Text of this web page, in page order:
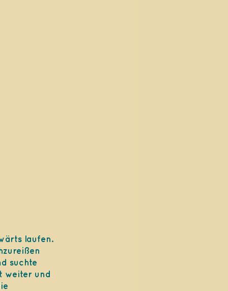
laufen.
suchte
weiter und